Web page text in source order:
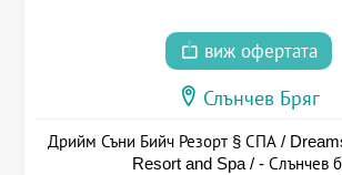
виж офертата
Слънчев Бряг
Дрийм Съни Бийч Резорт § СПА /
Resort and Spa / - Слънчев